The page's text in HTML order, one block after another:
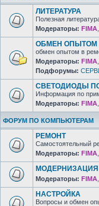
ЛИТЕРАТУРА
Полезная
Модераторы: FIMA
ОБМЕН ОПЫТОМ
обмен опытом в
Модераторы: FIMA
Подфорумы:
СВЕТОДИОДЫ
Информация по
Модераторы: FIMA
ФОРУМ ПО КОМПЬЮТЕРАМ
РЕМОНТ
Самостоятельный
Модераторы: FIMA
МОДЕРНИЗАЦИЯ
Модераторы: FIMA
НАСТРОЙКА
Вопросы и обмен